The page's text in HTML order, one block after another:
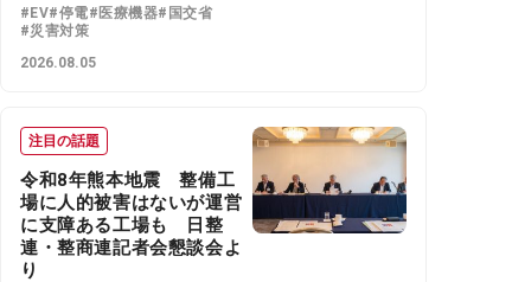
#EV#停電#医療機器#国交省
#災害対策
2026.08.05
注目の話題
令和8年熊本地震 整備工
場に人的被害はないが運営
に支障ある工場も 日整
連・整商連記者会懇談会よ
り